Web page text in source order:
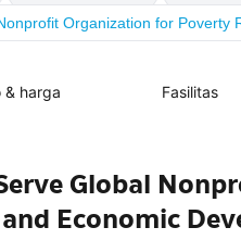
Organization for Poverty
& harga Fasilitas
Global
Economic